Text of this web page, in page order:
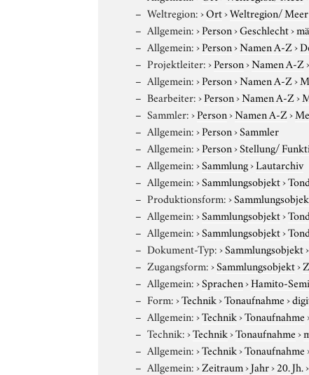
Weltregion:›Ort›Weltregion/ Meer
Allgemein:›Person›Geschlecht›
Allgemein:›Person›Namen A-Z›
Projektleiter:›Person›Namen A-Z
Allgemein:›Person›Namen A-Z›
Bearbeiter:›Person›Namen A-Z›
Sammler:›Person›Namen A-Z›
Allgemein:›Person›Sammler
Allgemein:›Person›Stellung/
Allgemein:›Sammlung›Lautarchiv
Allgemein:›Sammlungsobjekt›
Produktionsform:›
Allgemein:›Sammlungsobjekt›
Allgemein:›Sammlungsobjekt›
Dokument-Typ:›Sammlungsobjekt
Zugangsform:›Sammlungsobjekt›
Allgemein:›Sprachen›Hamito-
Form:›Technik›Tonaufnahme›
Allgemein:›Technik›Tonaufnahme
Technik:›Technik›Tonaufnahme›
Allgemein:›Technik›Tonaufnahme
Allgemein:›Zeitraum›Jahr›20. Jh.›